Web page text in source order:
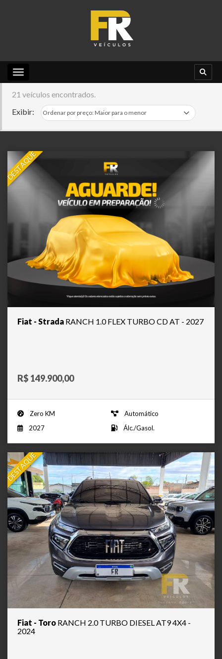
Toggle navigation
21 veículos encontrados.
Exibir:
DESTAQUE
Fiat - Strada RANCH 1.0 FLEX TURBO CD AT - 2027
R$ 149.900,00
Zero KM
Automático
2027
Álc./Gasol.
DESTAQUE
Fiat - Toro RANCH 2.0 TURBO DIESEL AT9 4X4 -
2024